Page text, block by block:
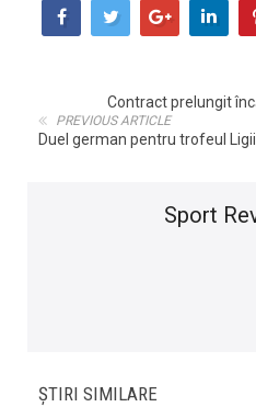
Contract prelungit
PREVIOUS ARTICLE
Duel german pentru trofeul
Sport
ȘTIRI SIMILARE